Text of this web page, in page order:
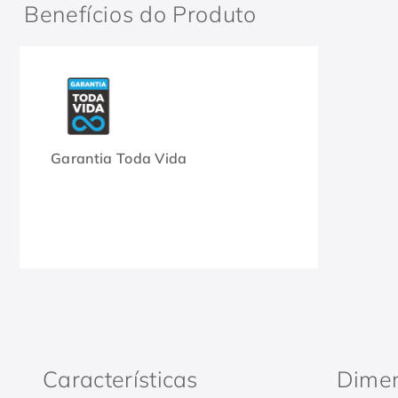
Benefícios do Produto
Garantia Toda Vida
Características